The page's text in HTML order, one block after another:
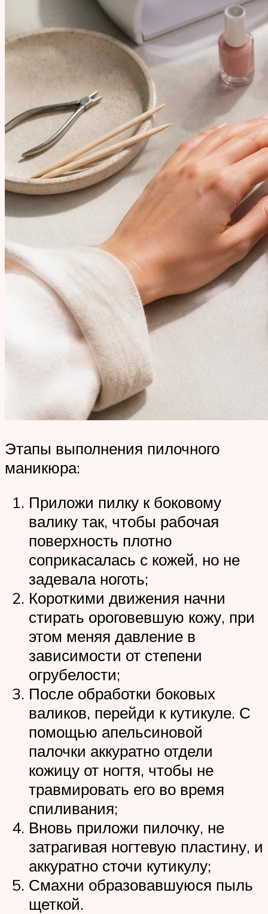
Этапы выполнения пилочного
маникюра:
Приложи пилку к боковому
валику так, чтобы рабочая
поверхность плотно
соприкасалась с кожей, но не
задевала ноготь;
Короткими движения начни
стирать ороговевшую кожу, при
этом меняя давление в
зависимости от степени
огрубелости;
После обработки боковых
валиков, перейди к кутикуле. С
помощью апельсиновой
палочки аккуратно отдели
кожицу от ногтя, чтобы не
травмировать его во время
спиливания;
Вновь приложи пилочку, не
затрагивая ногтевую пластину, и
аккуратно сточи кутикулу;
Смахни образовавшуюся пыль
щеткой.